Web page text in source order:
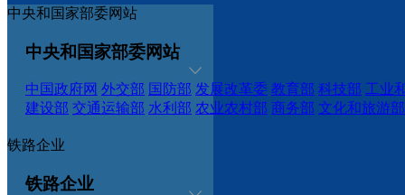
中央和国家部委网站
中央和国家部委网站
中国政府网 外交部 国防部 发展改革委 教育部 科技部 工业
建设部 交通运输部 水利部 农业农村部 商务部 文化和旅游部
铁路企业
铁路企业